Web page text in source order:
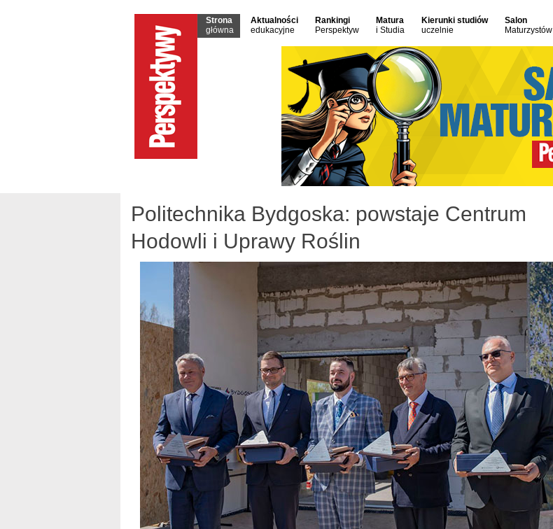
Strona
główna
Aktualności
edukacyjne
Rankingi
Perspektyw
Matura
i Studia
Kierunki studiów
uczelnie
Salon
Maturzystów
Politechnika Bydgoska: powstaje Centrum
Hodowli i Uprawy Roślin